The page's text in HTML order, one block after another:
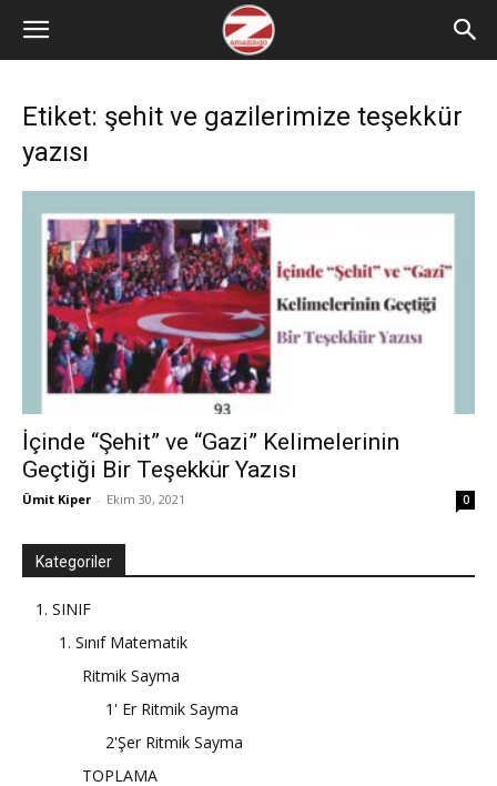
Etiket: şehit ve gazilerimize teşekkür
yazısı
İçinde “Şehit” ve “Gazi” Kelimelerinin
Geçtiği Bir Teşekkür Yazısı
Ümit Kiper - Ekim 30, 2021 0
Kategoriler
1. SINIF
1. Sınıf Matematik
Ritmik Sayma
1' Er Ritmik Sayma
2'Şer Ritmik Sayma
TOPLAMA